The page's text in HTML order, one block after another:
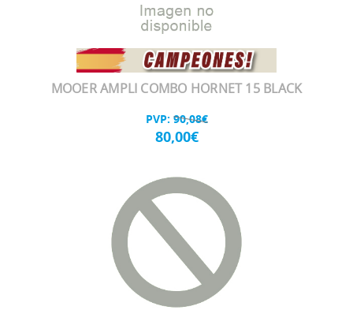
MOOER AMPLI COMBO HORNET 15 BLACK
PVP: 90,08€
80,00€